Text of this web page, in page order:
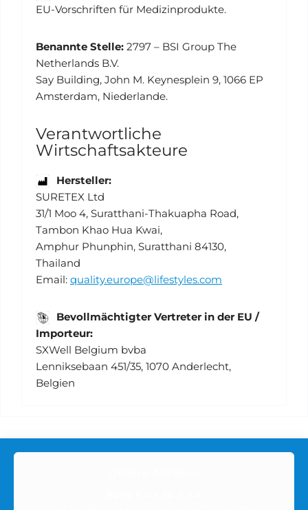
EU-Vorschriften für Medizinprodukte.
Benannte Stelle: 2797 – BSI Group The
Netherlands B.V.
Say Building, John M. Keynesplein 9, 1066 EP
Amsterdam, Niederlande.
Verantwortliche
Wirtschaftsakteure
Hersteller:
SURETEX Ltd
31/1 Moo 4, Suratthani-Thakuapha Road,
Tambon Khao Hua Kwai,
Amphur Phunphin, Suratthani 84130,
Thailand
Email: quality.europe@lifestyles.com
Bevollmächtigter Vertreter in der EU /
Importeur:
SXWell Belgium bvba
Lenniksebaan 451/35, 1070 Anderlecht,
Belgien